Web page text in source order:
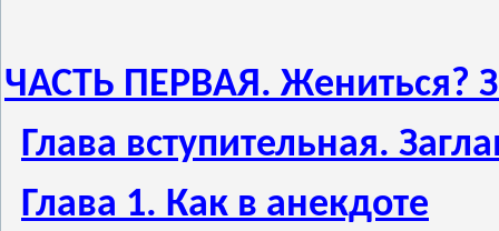
ЧАСТЬ ПЕРВАЯ. Жениться?
Глава вступительная.
Глава 1. Как в анекдоте